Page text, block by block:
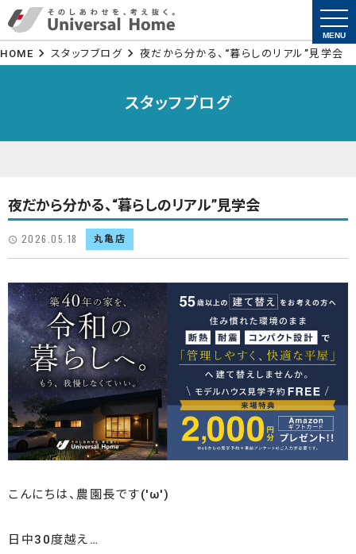
HOME スタッフブログ 夜だから分かる、“暮らしのリアル”見学会
スタッフブログ
夜だから分かる、“暮らしのリアル”見学会
2026.05.18 丸亀店
こんにちは、農園長です('ω')
日中30度越え…
MENU